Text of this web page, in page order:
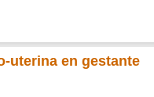
uterina en gestante